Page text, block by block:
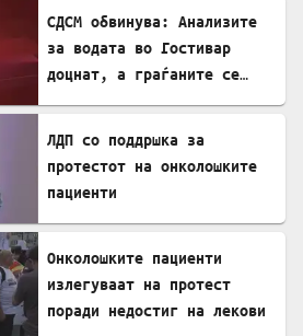
СДСМ обвинува: Анализите
за водата во Гостивар
доцнат, а граѓаните се
ЛДП со поддршка за
протестот на онколошките
пациенти
Онколошките пациенти
излегуваат на протест
поради недостиг на лекови